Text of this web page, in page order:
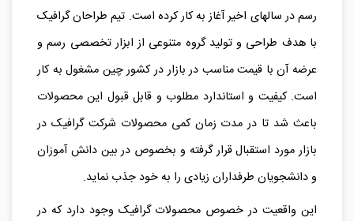
رسم در سالهای اخیر آغاز به کار کرده است. تیم طراحان گرافیک
با هدف طراحی و تولید گروه متنوعی از ابزار تخصصی رسم و
عرضه آن با قیمت مناسب در بازار در کشور چین مشغول به کار
است. کیفیت و استاندارد مطلوب و قابل قبول این محصولات
باعث شد تا در مدت زمان کمی محصولات شرکت گرافیک در
بازار مورد استقبال قرار گرفته و بخصوص در بین دانش آموزان
و دانشجویان طرفداران زیادی را به خود جذب نماید.
این واقعیت در خصوص محصولات گرافیک وجود دارد که در